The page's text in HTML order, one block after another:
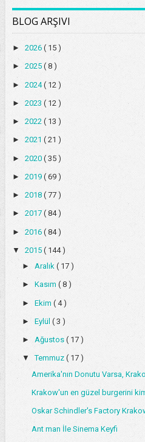
BLOG ARŞIVI
► 2026 ( 15 )
► 2025 ( 8 )
► 2024( 12 )
► 2023 ( 12 )
► 2022 ( 13 )
► 2021 ( 21 )
► 2020 ( 35 )
► 2019 ( 69 )
► 2018 ( 77 )
► 2017 ( 84 )
► 2016 ( 84 )
▼ 2015 ( 144 )
► Aralık ( 17 )
► Kasım ( 8 )
► Ekim ( 4 )
► Eylül ( 3 )
► Ağustos ( 17 )
▼Temmuz ( 17 )
Amerika'nın Donutu Varsa,
Krakow'un en güzel burgerini
Oskar Schindler's Factory
Ant man İle Sinema Keyfi